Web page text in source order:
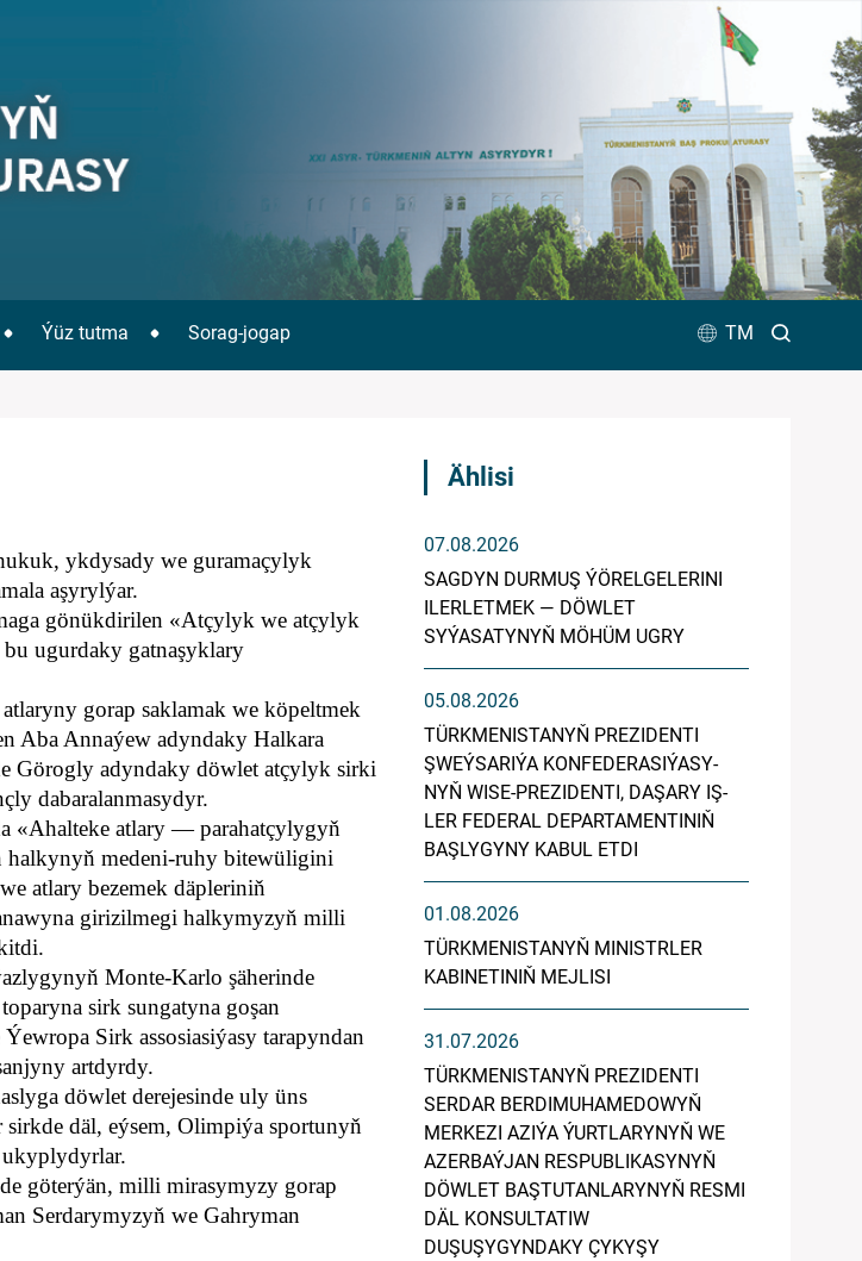
Ýüz tutma Sorag-jogap TM
ykdysady we guramaçylyk
aşyrylýar.
gönükdirilen «Atçylyk we atçylyk
ugurdaky gatnaşyklary
gorap saklamak we köpeltmek
Aba Annaýew adyndaky Halkara
Görogly adyndaky döwlet atçylyk sirki
dabaralanmasydyr.
«Ahalteke atlary — parahatçylygyň
medeni-ruhy bitewüligini
atlary bezemek däpleriniň
girizilmegi halkymyzyň milli
Monte-Karlo şäherinde
sirk sungatyna goşan
Sirk assosiasiýasy tarapyndan
artdyrdy.
döwlet derejesinde uly üns
däl, eýsem, Olimpiýa sportunyň
ukyplydyrlar.
göterýän, milli mirasymyzy gorap
Serdarymyzyň we Gahryman
Ählisi
07.08.2026
SAGDYN DURMUŞ ÝÖRELGELERINI
ILERLETMEK — DÖWLET
SYÝASATYNYŇ MÖHÜM UGRY
05.08.2026
TÜRK­ME­NIS­TA­NYŇ PREZIDENTI
ŞWEÝ­SA­RI­ÝA KON­FE­DE­RA­SI­ÝA­SY­
NYŇ WI­SE-PREZIDENTI, DA­ŞA­RY IŞ­
LER FE­DE­RAL DE­PAR­TA­MEN­TI­NIŇ
BAŞ­LY­GY­NY KA­BUL ET­DI
01.08.2026
TÜRKMENISTANYŇ MINISTRLER
KABINETINIŇ MEJLISI
31.07.2026
TÜRKMENISTANYŇ PREZIDENTI
SERDAR BERDIMUHAMEDOWYŇ
MERKEZI AZIÝA ÝURTLARYNYŇ WE
AZERBAÝJAN RESPUBLIKASYNYŇ
DÖWLET BAŞTUTANLARYNYŇ RESMI
DÄL KONSULTATIW
DUŞUŞYGYNDAKY ÇYKYŞY